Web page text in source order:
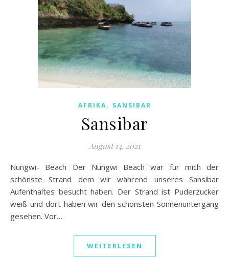
AFRIKA, SANSIBAR
Sansibar
August 14, 2021
Nungwi- Beach Der Nungwi Beach war für mich der
schönste Strand dem wir während unseres Sansibar
Aufenthaltes besucht haben. Der Strand ist Puderzucker
weiß und dort haben wir den schönsten Sonnenuntergang
gesehen. Vor…
WEITERLESEN